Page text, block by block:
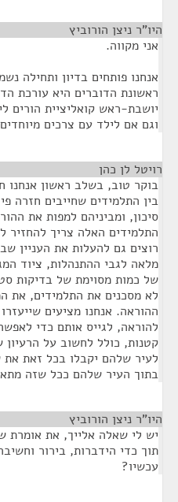
היו"ר ניצן הורוביץ
אני מקווה.
אנחנו פותחים בדיון ותחילה
ראשונת הדוברים היא עורכת
יושבת-ראש קואליציית הורים
וגם אם לילד עם צרכים
רויטל לן כהן
בוקר טוב, בשלב ראשון אנחנו
בין התלמידים שחייבים חזרה
סיכון, ומביניהם למפות את
התלמידים האלה צריך להחזיר
רוצים גם להעלות את העניין
מלאה לגבי ההתנהלות, ציוד
של כמות מסוימת של בדיקות
לא מסכנים את התלמידים, את
ההוראה. אנחנו מציעים
להוראה, לגייס אותם כדי
קטנות, כולל לחשוב על
לעיר שלהם יקבלו בכל זאת את
בתוך העיר שלהם ככל שזה
היו"ר ניצן הורוביץ
יש לי שאלה אלייך, את אומרת
תוך כדי הידברות, בירור
עכשיו?